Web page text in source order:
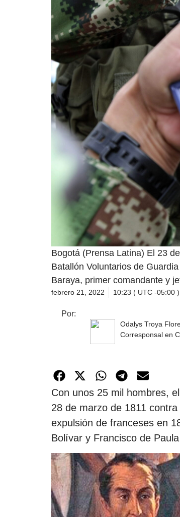
Bogotá (Prensa Latina) El 23
Batallón Voluntarios de
Baraya, primer comandante y
febrero 21, 2022 10:23 ( UTC -05:00 )
Por:
Odalys Troya
Corresponsal en
Con unos 25 mil hombres,
28 de marzo de 1811
expulsión de franceses en
Bolívar y Francisco de